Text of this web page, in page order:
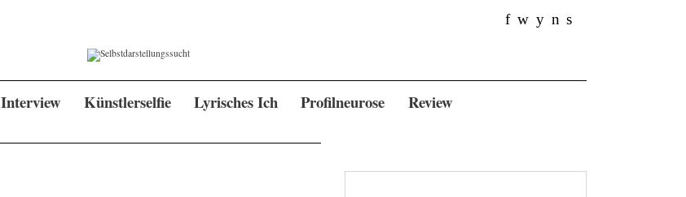
f w y n s
Interview Künstlerselfie Lyrisches Ich Profilneurose Review